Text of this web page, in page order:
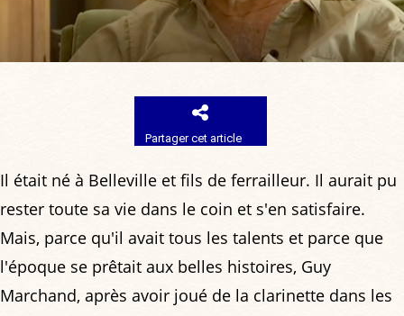
Partager cet article
Il était né à Belleville et fils de ferrailleur. Il aurait pu
rester toute sa vie dans le coin et s'en satisfaire.
Mais, parce qu'il avait tous les talents et parce que
l'époque se prêtait aux belles histoires, Guy
Marchand, après avoir joué de la clarinette dans les